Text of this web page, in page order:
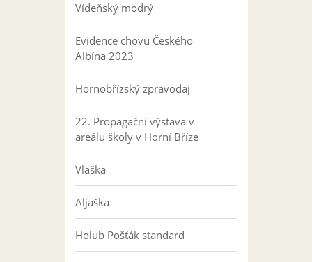
Vídeňský modrý
Evidence chovu Českého
Albína 2023
Hornobřízský zpravodaj
22. Propagační výstava v
areálu školy v Horní Bříze
Vlaška
Aljaška
Holub Pošťák standard